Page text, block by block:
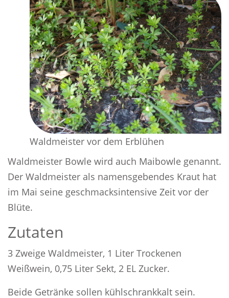
Waldmeister vor dem Erblühen
Waldmeister Bowle wird auch Maibowle genannt.
Der Waldmeister als namensgebendes Kraut hat
im Mai seine geschmacksintensive Zeit vor der
Blüte.
Zutaten
3 Zweige Waldmeister, 1 Liter Trockenen
Weißwein, 0,75 Liter Sekt, 2 EL Zucker.
Beide Getränke sollen kühlschrankkalt sein.